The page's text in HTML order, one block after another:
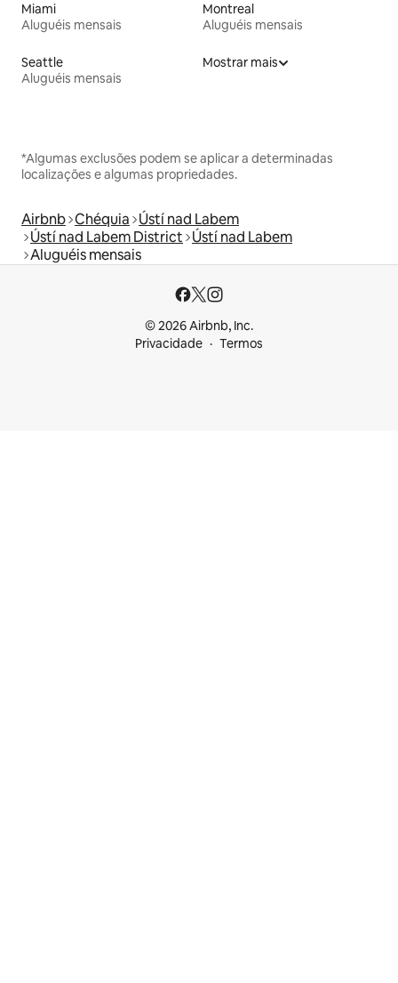
Miami
Aluguéis mensais
Montreal
Aluguéis mensais
Seattle
Aluguéis mensais
Mostrar mais
*Algumas exclusões podem se aplicar a determinadas
localizações e algumas propriedades.
Airbnb Chéquia Ústí nad Labem
Ústí nad Labem District Ústí nad Labem
Aluguéis mensais
© 2026 Airbnb, Inc.
Privacidade
Termos